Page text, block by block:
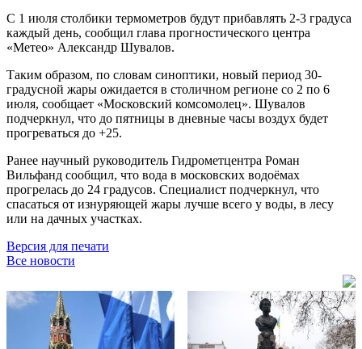
С 1 июля столбики термометров будут прибавлять 2-3 градуса
каждый день, сообщил глава прогностического центра
«Метео» Александр Шувалов.
Таким образом, по словам синоптики, новый период 30-
градусной жары ожидается в столичном регионе со 2 по 6
июля, сообщает «Московский комсомолец». Шувалов
подчеркнул, что до пятницы в дневные часы воздух будет
прогреваться до +25.
Ранее научный руководитель Гидрометцентра Роман
Вильфанд сообщил, что вода в московских водоёмах
прогрелась до 24 градусов. Специалист подчеркнул, что
спасаться от изнуряющей жары лучше всего у воды, в лесу
или на дачных участках.
Версия для печати
Все новости